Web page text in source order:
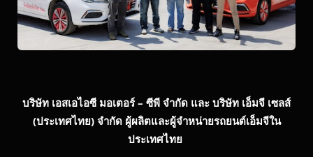
บริษัท เอสเอไอซี มอเตอร์– ซีพี จำกัด และ บริษัท เอ็มจี เซลส์
(ประเทศไทย) จำกัด ผู้ผลิตและผู้จำหน่ายรถยนต์เอ็มจีใน
ประเทศไทย